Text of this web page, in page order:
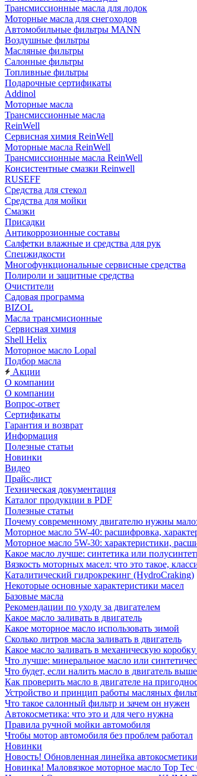
Трансмиссионные масла для лодок
Моторные масла для снегоходов
Автомобильные фильтры MANN
Воздушные фильтры
Масляные фильтры
Салонные фильтры
Топливные фильтры
Подарочные сертификаты
Addinol
Моторные масла
Трансмиссионные масла
ReinWell
Сервисная химия ReinWell
Моторные масла ReinWell
Трансмиссионные масла ReinWell
Консистентные смазки Reinwell
RUSEFF
Средства для стекол
Средства для мойки
Смазки
Присадки
Антикоррозионные составы
Салфетки влажные и средства для рук
Спецжидкости
Многофункциональные сервисные средства
Полироли и защитные средства
Очистители
Садовая программа
BIZOL
Масла трансмисионные
Сервисная химия
Shell Helix
Моторное масло Lopal
Подбор масла
Акции
О компании
О компании
Вопрос-ответ
Сертификаты
Гарантия и возврат
Информация
Полезные статьи
Новинки
Видео
Прайс-лист
Техническая документация
Каталог продукции в PDF
Полезные статьи
Почему современному двигателю нужны
Моторное масло 5W-40: расшифровка,
Моторное масло 5W-30: характеристики,
Какое масло лучше: синтетика или
Вязкость моторных масел: что это такое,
Каталитический гидрокрекинг (НydroСraking)
Некоторые основные характеристики масел
Базовые масла
Рекомендации по уходу за двигателем
Какое масло заливать в двигатель
Какое моторное масло использовать зимой
Сколько литров масла заливать в двигатель
Какое масло заливать в механическую коробку
Что лучше: минеральное масло или
Что будет, если налить масло в двигатель
Как проверить масло в двигателе на
Устройство и принцип работы масляных
Что такое салонный фильтр и зачем он нужен
Автокосметика: что это и для чего нужна
Правила ручной мойки автомобиля
Чтобы мотор автомобиля без проблем работал
Новинки
Новость! Обновленная линейка
Новинка! Маловязкое моторное масло Top Tec